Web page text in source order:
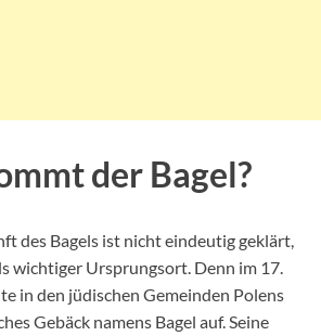
der Bagel?
des Bagels ist nicht eindeutig geklärt,
wichtiger Ursprungsort. Denn im 17.
in den jüdischen Gemeinden Polens
Gebäck namens Bagel auf. Seine